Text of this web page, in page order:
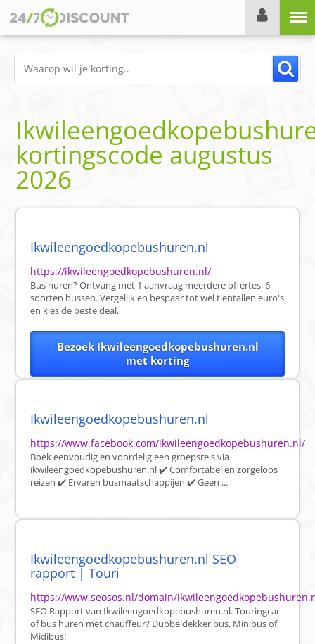
kortingscode augustus
2026
Ikwileengoedkopebushuren.nl
https://ikwileengoedkopebushuren.nl/
Bus huren? Ontvang met 1 aanvraag meerdere offertes, 6
soorten bussen. Vergelijk en bespaar tot wel tientallen euro's
en kies de beste deal.
Bezoek Ikwileengoedkopebushuren.nl
met korting
Ikwileengoedkopebushuren.nl
https://www.facebook.com/ikwileengoedkopebushuren.nl/
Boek eenvoudig en voordelig een groepsreis via
ikwileengoedkopebushuren.nl ✔️ Comfortabel en zorgeloos
reizen ✔️ Ervaren busmaatschappijen ✔️ Geen ...
Ikwileengoedkopebushuren.nl SEO
rapport | Touri
https://www.seosos.nl/domain/
SEO Rapport van Ikwileengoedkopebushuren.nl. Touringcar
of bus huren met chauffeur? Dubbeldekker bus, Minibus of
Midibus!